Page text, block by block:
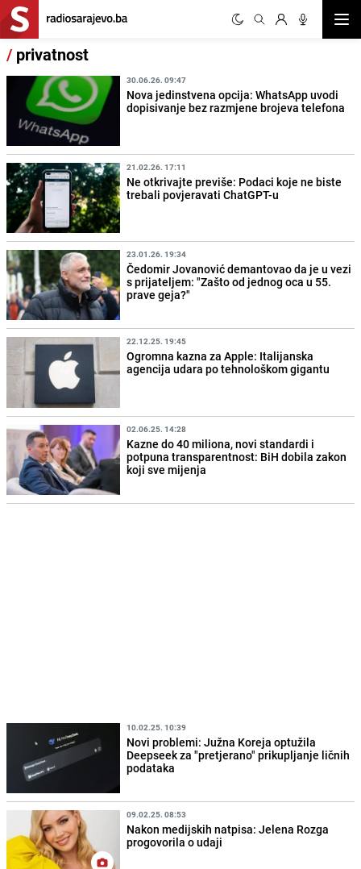
/ privatnost
30.06.26. 09:47
Nova jedinstvena opcija: WhatsApp uvodi
dopisivanje bez razmjene brojeva telefona
21.02.26. 17:11
Ne otkrivajte previše: Podaci koje ne biste
trebali povjeravati ChatGPT-u
23.01.26. 19:34
Čedomir Jovanović demantovao da je u vezi
s prijateljem: "Zašto od jednog oca u 55.
prave geja?"
22.12.25. 19:45
Ogromna kazna za Apple: Italijanska
agencija udara po tehnološkom gigantu
02.06.25. 14:28
Kazne do 40 miliona, novi standardi i
potpuna transparentnost: BiH dobila zakon
koji sve mijenja
10.02.25. 10:39
Novi problemi: Južna Koreja optužila
Deepseek za "pretjerano" prikupljanje ličnih
podataka
09.02.25. 08:53
Nakon medijskih natpisa: Jelena Rozga
progovorila o udaji